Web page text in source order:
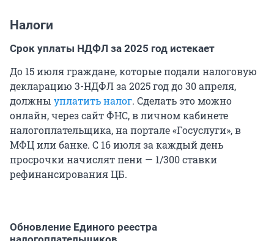
Налоги
Срок уплаты НДФЛ за 2025 год истекает
До 15 июля граждане, которые подали налоговую
декларацию 3-НДФЛ за 2025 год до 30 апреля,
должны уплатить налог. Сделать это можно
онлайн, через сайт ФНС, в личном кабинете
налогоплательщика, на портале «Госуслуги», в
МФЦ или банке. С 16 июля за каждый день
просрочки начислят пени — 1/300 ставки
рефинансирования ЦБ.
Обновление Единого реестра